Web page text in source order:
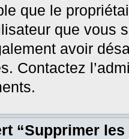
que le
que vous
avoir
Contactez
“Supprimer